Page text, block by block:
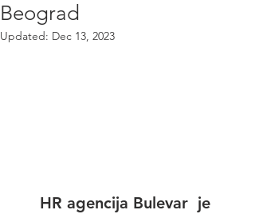
Beograd
Updated: Dec 13, 2023
HR agencija Bulevar  je